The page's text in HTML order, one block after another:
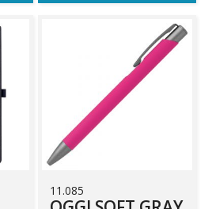
11.085